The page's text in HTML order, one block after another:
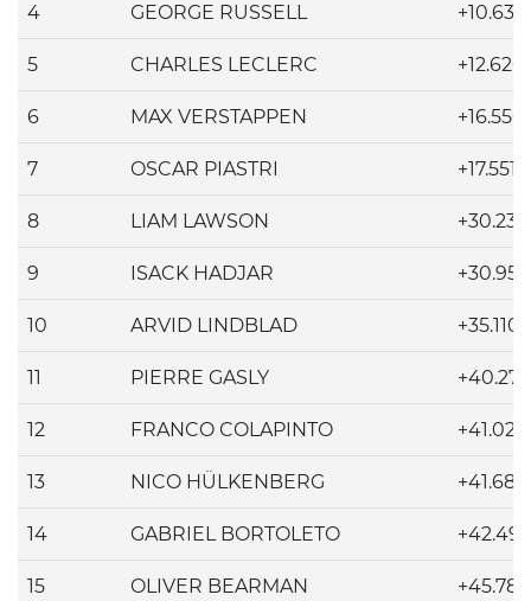
4 GEORGE RUSSELL +10.639
5 CHARLES LECLERC +12.620
6 MAX VERSTAPPEN +16.550
7 OSCAR PIASTRI +17.551
8 LIAM LAWSON +30.233
9 ISACK HADJAR +30.953
10 ARVID LINDBLAD +35.110
11 PIERRE GASLY +40.273
12 FRANCO COLAPINTO +41.026
13 NICO HÜLKENBERG +41.680
14 GABRIEL BORTOLETO +42.499
15 OLIVER BEARMAN +45.784